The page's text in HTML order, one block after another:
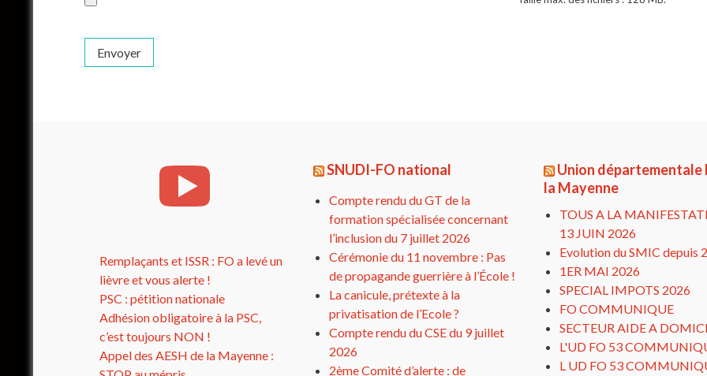
Remplaçants et ISSR : FO a levé un
lièvre et vous alerte !
PSC : pétition nationale
Adhésion obligatoire à la PSC,
c’est toujours NON !
Appel des AESH de la Mayenne :
SNUDI-FO national
Compte rendu du GT de la
formation spécialisée concernant
l’inclusion du 7 juillet 2026
Cérémonie du 11 novembre : Pas
de propagande guerrière à l’École !
La canicule, prétexte à la
privatisation de l’Ecole ?
Compte rendu du CSE du 9 juillet
2026
2ème Comité d’alerte : de
Union départementale
la Mayenne
TOUS A LA
13 JUIN 2026
Evolution du SMIC depuis
1ER MAI 2026
SPECIAL IMPOTS 2026
FO COMMUNIQUE
SECTEUR AIDE A
L'UD FO 53
L UD FO 53